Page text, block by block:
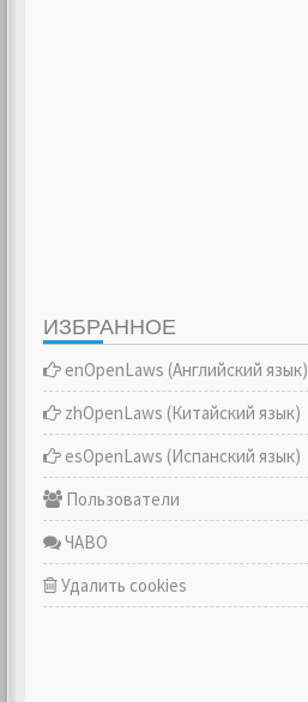
ИЗБРАННОЕ
enOpenLaws (Английский язык)
zhOpenLaws (Китайский язык)
esOpenLaws (Испанский язык)
Пользователи
ЧАВО
Удалить cookies